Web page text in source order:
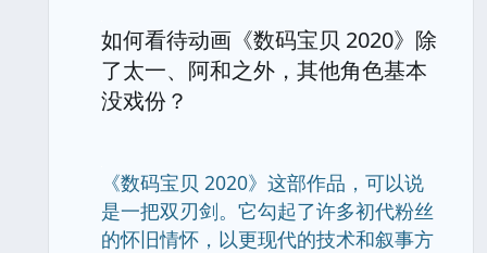
如何看待动画《数码宝贝 2020》除
了太一、阿和之外，其他角色基本
没戏份？
《数码宝贝 2020》这部作品，可以说
是一把双刃剑。它勾起了许多初代粉丝
的怀旧情怀，以更现代的技术和叙事方